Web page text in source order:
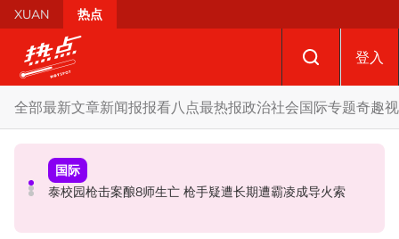
Skip to main content
XUAN 热点
登入
全部最新文章新闻报报看八点最热报政治社会国际专题奇趣
政治
促努鲁依莎辞职后勿重返政坛 罗诗雅：给他人机会领导公
国际
泰校园枪击案酿8师生亡 枪手疑遭长期遭霸凌成导火索
政治
炮轰哈迪不了解章程 阿兹敏：国盟无“自动退盟”规定